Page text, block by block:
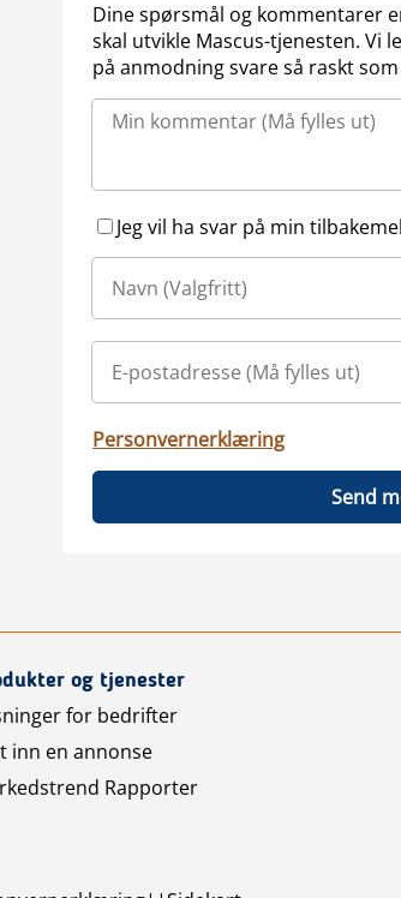
Dine spørsmål og kommentarer
skal utvikle Mascus-tjenesten. Vi
på anmodning svare så raskt
Jeg vil ha svar på min
Personvernerklæring
Send
og tjenester
for bedrifter
inn en annonse
Rapporter